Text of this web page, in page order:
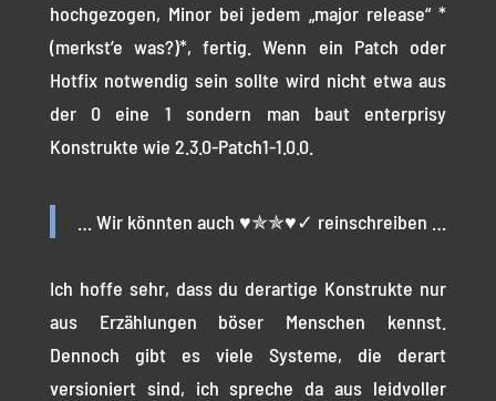
hochgezogen, Minor bei jedem „major release“ *
(merkst’e was?)*, fertig. Wenn ein Patch oder
Hotfix notwendig sein sollte wird nicht etwa aus
der 0 eine 1 sondern man baut enterprisy
Konstrukte wie 2.3.0-Patch1-1.0.0.
… Wir könnten auch ♥✯✯♥✓ reinschreiben …
Ich hoffe sehr, dass du derartige Konstrukte nur
aus Erzählungen böser Menschen kennst.
Dennoch gibt es viele Systeme, die derart
versioniert sind, ich spreche da aus leidvoller